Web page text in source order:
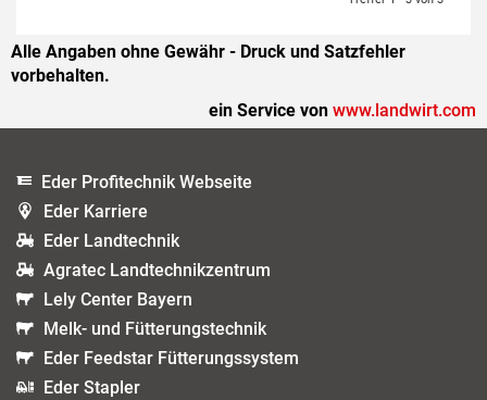
Alle Angaben ohne Gewähr - Druck und Satzfehler
vorbehalten.
ein Service von www.landwirt.com
Eder Profitechnik Webseite
Eder Karriere
Eder Landtechnik
Agratec Landtechnikzentrum
Lely Center Bayern
Melk- und Fütterungstechnik
Eder Feedstar Fütterungssystem
Eder Stapler